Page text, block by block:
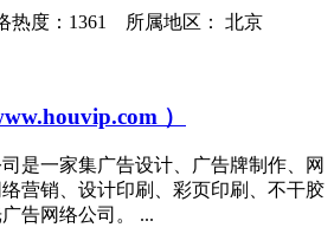
热度：1361 所属地区： 北京
）
是一家集广告设计、广告牌制作、网
营销、设计印刷、彩页印刷、不干胶
告网络公司。 ...